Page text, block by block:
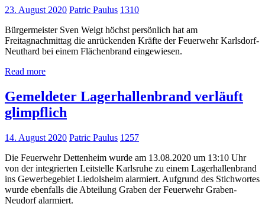
23. August 2020 Patric Paulus 1310
Bürgermeister Sven Weigt höchst persönlich hat am
Freitagnachmittag die anrückenden Kräfte der Feuerwehr Karlsdorf-
Neuthard bei einem Flächenbrand eingewiesen.
Read more
Gemeldeter Lagerhallenbrand verläuft
glimpflich
14. August 2020 Patric Paulus 1257
Die Feuerwehr Dettenheim wurde am 13.08.2020 um 13:10 Uhr
von der integrierten Leitstelle Karlsruhe zu einem Lagerhallenbrand
ins Gewerbegebiet Liedolsheim alarmiert. Aufgrund des Stichwortes
wurde ebenfalls die Abteilung Graben der Feuerwehr Graben-
Neudorf alarmiert.